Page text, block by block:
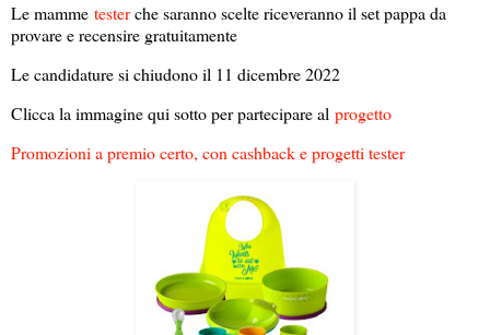
Le mamme testerche saranno scelte riceveranno il set pappa da
provare e recensire gratuitamente
Le candidature si chiudono il 11 dicembre 2022
Clicca la immagine qui sotto per partecipare al progetto
Promozioni a premio certo, con cashback e progetti tester